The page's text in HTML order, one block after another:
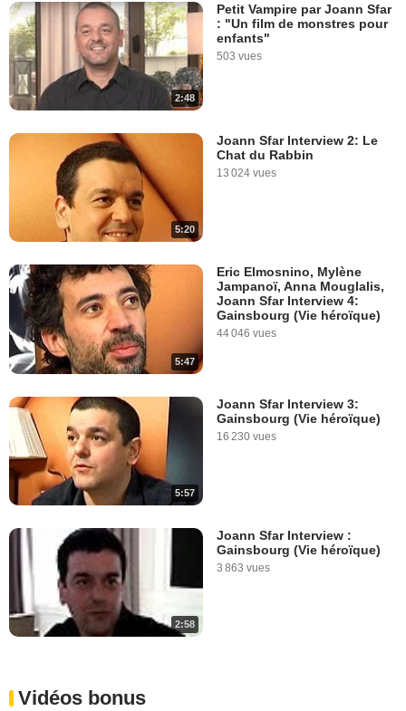
2:48
Petit Vampire par Joann Sfar
: "Un film de monstres pour
enfants"
503 vues
5:20
Joann Sfar Interview 2: Le
Chat du Rabbin
13 024 vues
5:47
Eric Elmosnino, Mylène
Jampanoï, Anna Mouglalis,
Joann Sfar Interview 4:
Gainsbourg (Vie héroïque)
44 046 vues
5:57
Joann Sfar Interview 3:
Gainsbourg (Vie héroïque)
16 230 vues
2:58
Joann Sfar Interview :
Gainsbourg (Vie héroïque)
3 863 vues
Vidéos bonus